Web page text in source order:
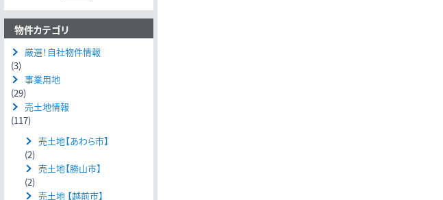
物件カテゴリ
厳選！自社物件情報
(3)
事業用地
(29)
売土地情報
(117)
売土地【あわら市】
(2)
売土地【勝山市】
(2)
売土地 【越前市】